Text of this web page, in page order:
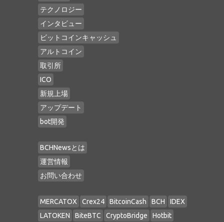
テクノロジー
インタビュー
ビットコインキャッシュ
アルトコイン
取引所
ICO
新規上場
アップデート
bot開発
BCHNewsとは
運営情報
お問い合わせ
MERCATOX Crex24 BitcoinCash BCH
IDEX
LATOKEN
BiteBTC CryptoBridge Hotbit